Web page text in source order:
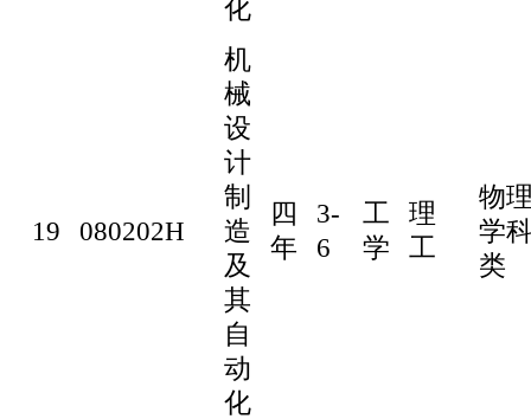
化
19 080202H
机
械
设
计
制
造
及
其
自
动
化
四
年
3-
6
工
学
理
工
物
学
类